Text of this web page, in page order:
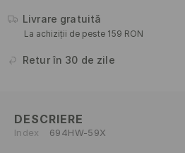
Livrare gratuită
La achiziții de peste 159 RON
Retur în 30 de zile
DESCRIERE
Index 694HW-59X